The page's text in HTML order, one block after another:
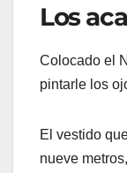
Los
Colocado el
pintarle los
El vestido
nueve